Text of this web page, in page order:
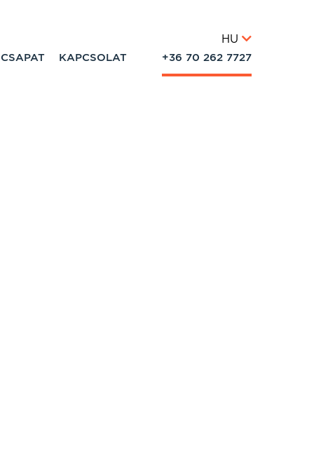
HU
CSAPAT KAPCSOLAT +36 70 262 7727